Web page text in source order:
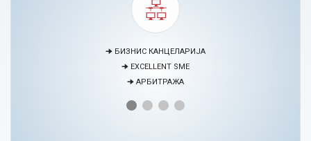
🠊 МЕДИЈАЦИЈА
🠊 ПРОЕКТИ
🠊 ЦЕНТАР ЗА ЕДУКАЦИЈА И РАЗВОЈ НА ЧОВЕЧКИ РЕСУРСИ